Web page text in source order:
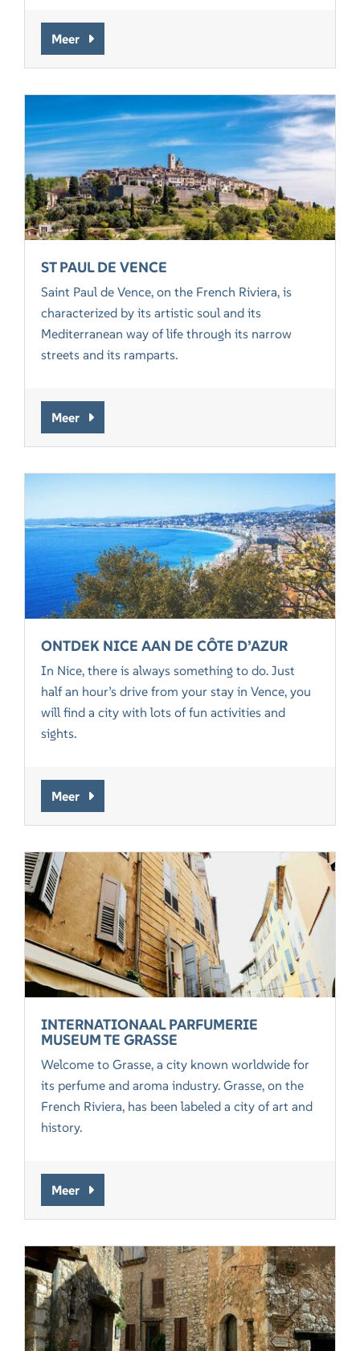
Meer
ST PAUL DE VENCE
Saint Paul de Vence, on the French Riviera, is
characterized by its artistic soul and its
Mediterranean way of life through its narrow
streets and its ramparts.
Meer
ONTDEK NICE AAN DE CÔTE D’AZUR
In Nice, there is always something to do. Just
half an hour’s drive from your stay in Vence, you
will find a city with lots of fun activities and
sights.
Meer
INTERNATIONAAL PARFUMERIE
MUSEUM TE GRASSE
Welcome to Grasse, a city known worldwide for
its perfume and aroma industry. Grasse, on the
French Riviera, has been labeled a city of art and
history.
Meer